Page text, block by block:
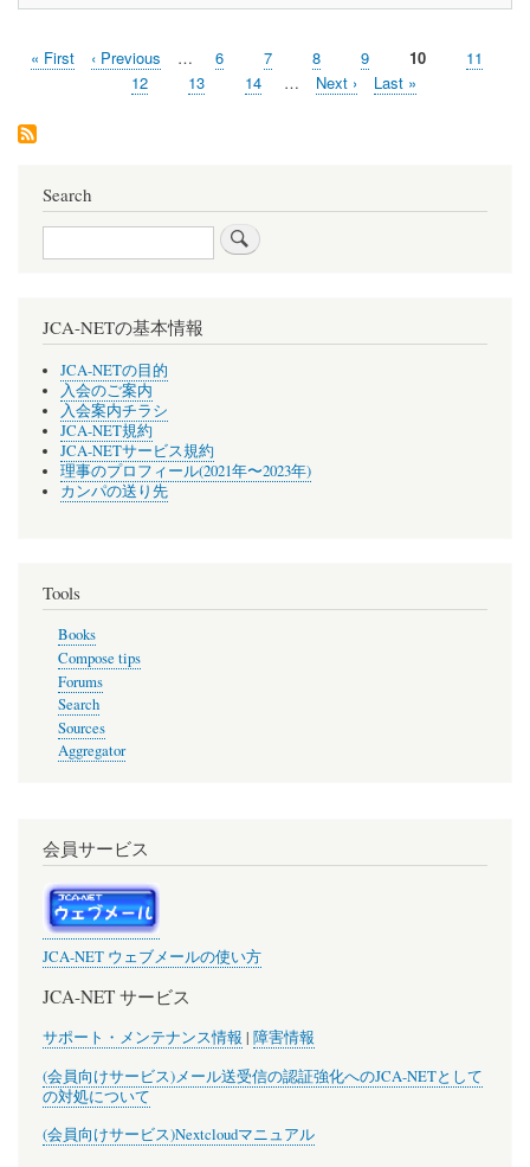
Pagination
First
« First
Previous
‹ Previous … Page
6 Page
7 Page
8 Page
9
Current
page
10 Page
11
Page
12 Page
13 Page
14 …
Next
Next ›
Last
Last »
Search
Search
JCA-NETの基本情報
JCA-NETの目的
入会のご案内
入会案内チラシ
JCA-NET規約
JCA-NETサービス規約
理事のプロフィール(2021年〜2023年)
カンパの送り先
Tools
Books
Compose tips
Forums
Search
Sources
Aggregator
会員サービス
JCA-NET ウェブメールの使い方
JCA-NET サービス
サポート・メンテナンス情報 | 障害情報
(会員向けサービス)メール送受信の認証強化へのJCA-NETとして
の対処について
(会員向けサービス)Nextcloudマニュアル